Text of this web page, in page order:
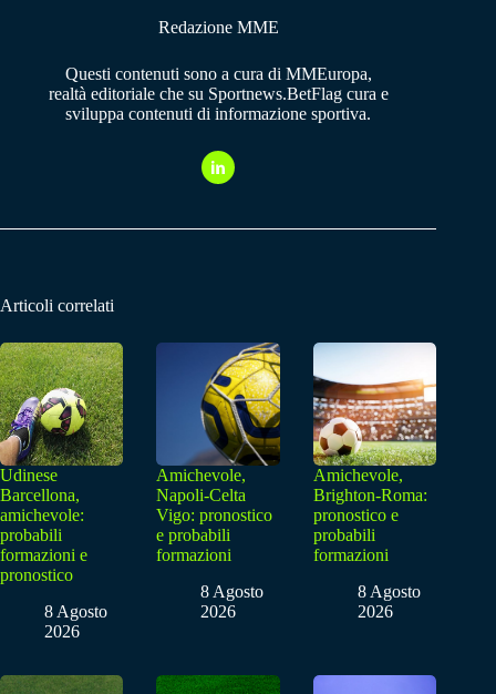
Redazione MME
Questi contenuti sono a cura di MMEuropa,
realtà editoriale che su Sportnews.BetFlag cura e
sviluppa contenuti di informazione sportiva.
Articoli correlati
Udinese
Barcellona,
amichevole:
probabili
formazioni e
pronostico
8 Agosto
2026
Amichevole,
Napoli-Celta
Vigo: pronostico
e probabili
formazioni
8 Agosto
2026
Amichevole,
Brighton-Roma:
pronostico e
probabili
formazioni
8 Agosto
2026